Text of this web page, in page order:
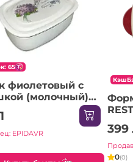
65
фиолетовый с
(молочный)
- 2725)
EPIDAVR 399
0(0)